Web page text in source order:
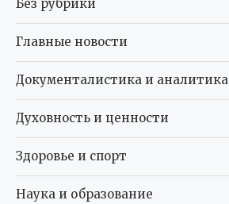
Без рубрики
Главные новости
Документалистика и аналитика
Духовность и ценности
Здоровье и спорт
Наука и образование